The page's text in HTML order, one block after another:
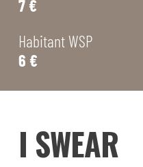
7 €
Habitant WSP
6 €
I SWEAR